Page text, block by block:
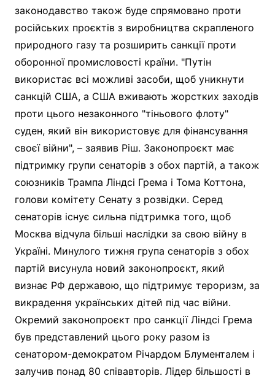
законодавство також буде спрямовано проти
російських проєктів з виробництва скрапленого
природного газу та розширить санкції проти
оборонної промисловості країни. "Путін
використає всі можливі засоби, щоб уникнути
санкцій США, а США вживають жорстких заходів
проти цього незаконного "тіньового флоту"
суден, який він використовує для фінансування
своєї війни", – заявив Ріш. Законопроєкт має
підтримку групи сенаторів з обох партій, а також
союзників Трампа Ліндсі Грема і Тома Коттона,
голови комітету Сенату з розвідки. Серед
сенаторів існує сильна підтримка того, щоб
Москва відчула більші наслідки за свою війну в
Україні. Минулого тижня група сенаторів з обох
партій висунула новий законопроєкт, який
визнає РФ державою, що підтримує тероризм, за
викрадення українських дітей під час війни.
Окремий законопроєкт про санкції Ліндсі Грема
був представлений цього року разом із
сенатором-демократом Річардом Блументалем і
залучив понад 80 співавторів. Лідер більшості в